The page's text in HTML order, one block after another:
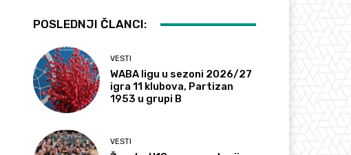
POSLEDNJI ČLANCI:
VESTI
WABA ligu u sezoni 2026/27
igra 11 klubova, Partizan
1953 u grupi B
VESTI